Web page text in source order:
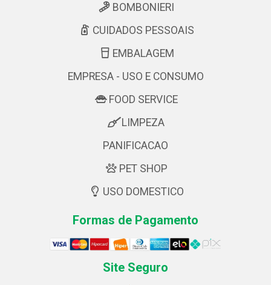
BOMBONIERI
CUIDADOS PESSOAIS
EMBALAGEM
EMPRESA - USO E CONSUMO
FOOD SERVICE
LIMPEZA
PANIFICACAO
PET SHOP
USO DOMESTICO
Formas de Pagamento
Site Seguro